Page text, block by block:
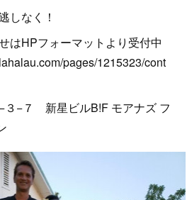
しなく！
はHPフォーマットより受付中
pages/1215323/cont
３−７ 新星ビルB!F モアナズ フ